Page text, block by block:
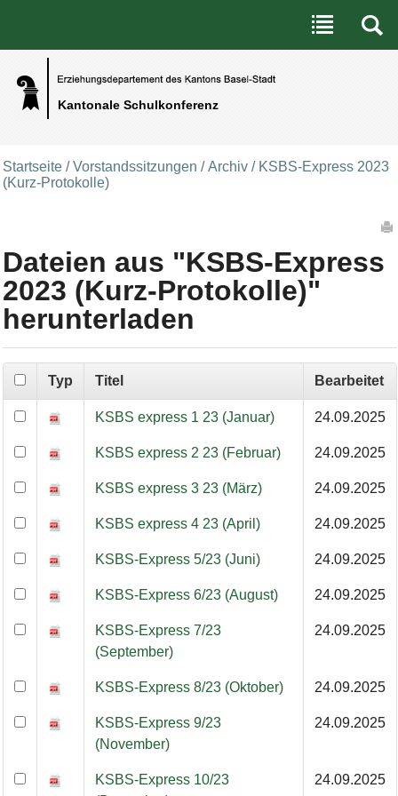
Kantonale Schulkonferenz
Benutzerspezifische Werkzeuge
Direkt zum Inhalt|Direkt zur Navigation
Startseite /Vorstandssitzungen /Archiv / KSBS-Express 2023
(Kurz-Protokolle)
Dateien aus "KSBS-Express
2023 (Kurz-Protokolle)"
herunterladen
KSBS-Express 2023 (Kurz-Protokolle)
Typ Titel Bearbeitet
KSBS express 1 23 (Januar) 24.09.2025
KSBS express 2 23 (Februar) 24.09.2025
KSBS express 3 23 (März) 24.09.2025
KSBS express 4 23 (April) 24.09.2025
KSBS-Express 5/23 (Juni) 24.09.2025
KSBS-Express 6/23 (August) 24.09.2025
KSBS-Express 7/23
(September)
24.09.2025
KSBS-Express 8/23 (Oktober) 24.09.2025
KSBS-Express 9/23
(November)
24.09.2025
KSBS-Express 10/23
24.09.2025